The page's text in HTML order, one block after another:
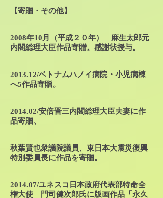
【寄贈・その他】
2008年10月（平成２０年） 麻生太郎元
内閣総理大臣作品寄贈。感謝状授与。
2013.12/ベトナムハノイ病院・小児病棟
へ5作品寄贈。
2014.02/安倍晋三内閣総理大臣夫妻に作
品寄贈、
秋葉賢也衆議院議員、東日本大震災復興
特別委員長に作品を寄贈。
2014.07/ユネスコ日本政府代表部特命全
権大使 門司健次郎氏に版画作品「永久